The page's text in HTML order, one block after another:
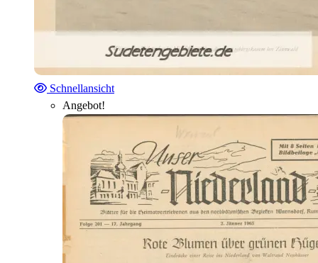
Schnellansicht
Angebot!